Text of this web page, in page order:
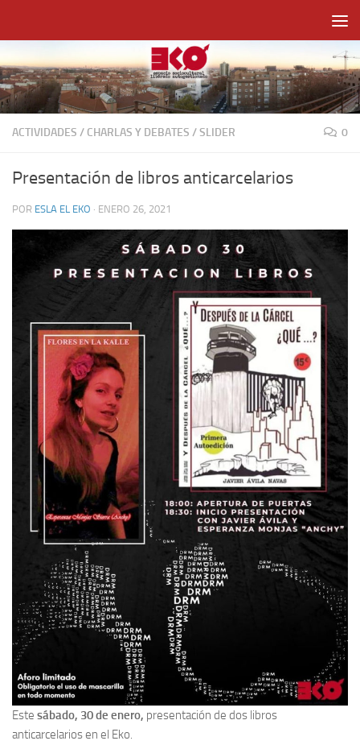
ACTIVIDADES / CHARLAS Y DEBATES /SLIDER 0
Presentación de libros anticarcelarios
POR ESLA EL EKO · ENERO 26, 2021
Este sábado, 30 de enero, presentación de dos libros
anticarcelarios en el Eko.